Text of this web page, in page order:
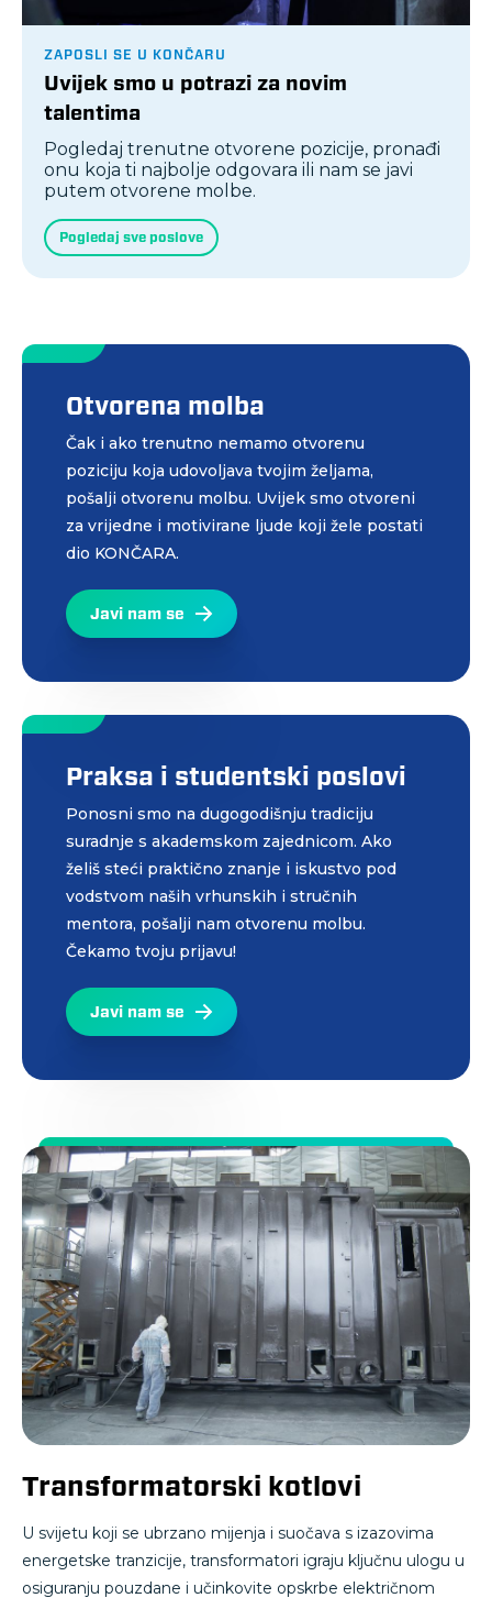
ZAPOSLI SE U KONČARU
Uvijek smo u potrazi za novim
talentima
Pogledaj trenutne otvorene pozicije, pronađi
onu koja ti najbolje odgovara ili nam se javi
putem otvorene molbe.
Pogledaj sve poslove
Otvorena molba
Čak i ako trenutno nemamo otvorenu
poziciju koja udovoljava tvojim željama,
pošalji otvorenu molbu. Uvijek smo otvoreni
za vrijedne i motivirane ljude koji žele postati
dio KONČARA.
Javi nam se
Praksa i studentski poslovi
Ponosni smo na dugogodišnju tradiciju
suradnje s akademskom zajednicom. Ako
želiš steći praktično znanje i iskustvo pod
vodstvom naših vrhunskih i stručnih
mentora, pošalji nam otvorenu molbu.
Čekamo tvoju prijavu!
Javi nam se
Transformatorski kotlovi
U svijetu koji se ubrzano mijenja i suočava s izazovima
energetske tranzicije, transformatori igraju ključnu ulogu u
osiguranju pouzdane i učinkovite opskrbe električnom